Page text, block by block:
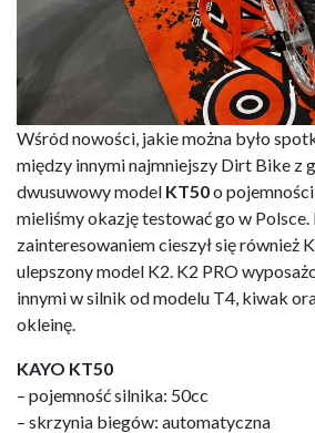
Wśród nowości, jakie można było
między innymi najmniejszy Dirt Bike z
dwusuwowy model KT50o
mieliśmy okazję testować go w Polsce.
zainteresowaniem cieszył się również
ulepszony model K2. K2 PRO
innymi w silnik od modelu T4, kiwak
okleinę.
KAYO KT50
– pojemność silnika: 50cc
– skrzynia biegów: automatyczna